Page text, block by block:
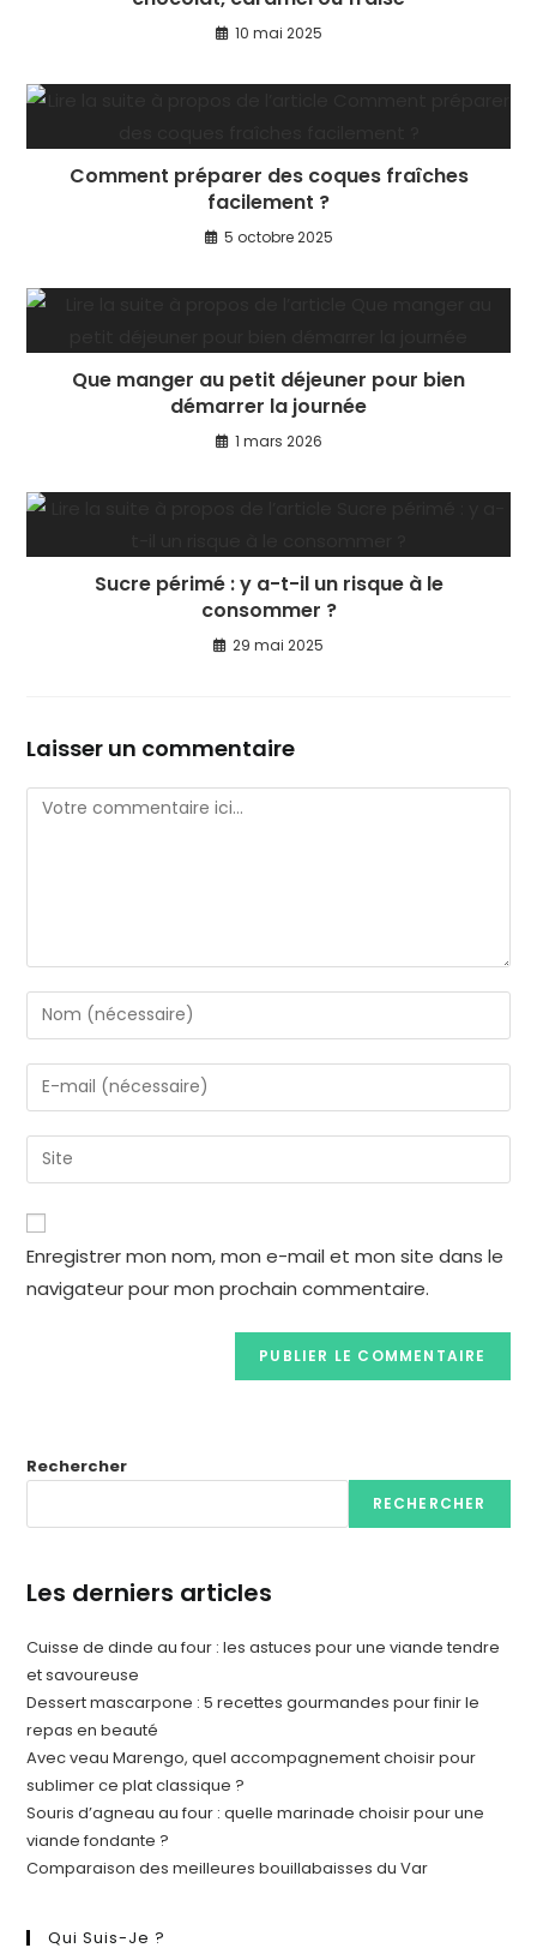
10 mai 2025
Comment préparer des coques fraîches
facilement ?
5 octobre 2025
Que manger au petit déjeuner pour bien
démarrer la journée
1 mars 2026
Sucre périmé : y a-t-il un risque à le
consommer ?
29 mai 2025
Laisser un commentaire
Enregistrer mon nom, mon e-mail et mon site dans le
navigateur pour mon prochain commentaire.
Rechercher
RECHERCHER
Les derniers articles
Cuisse de dinde au four : les astuces pour une viande tendre
et savoureuse
Dessert mascarpone : 5 recettes gourmandes pour finir le
repas en beauté
Avec veau Marengo, quel accompagnement choisir pour
sublimer ce plat classique ?
Souris d’agneau au four : quelle marinade choisir pour une
viande fondante ?
Comparaison des meilleures bouillabaisses du Var
Qui Suis-Je ?